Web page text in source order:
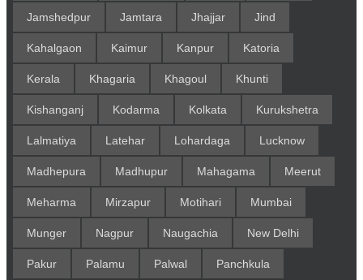
Jamshedpur Jamtara Jhajjar Jind
Kahalgaon Kaimur Kanpur Katoria
Kerala Khagaria Khagoul Khunti
Kishanganj Kodarma Kolkata Kurukshetra
Lalmatiya Latehar Lohardaga Lucknow
Madhepura Madhupur Mahagama Meerut
Meharma Mirzapur Motihari Mumbai
Munger Nagpur Naugachia New Delhi
Pakur Palamu Palwal Panchkula